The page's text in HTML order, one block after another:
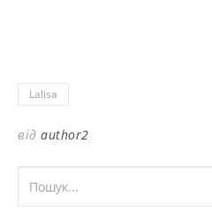
Lalisa
від author2